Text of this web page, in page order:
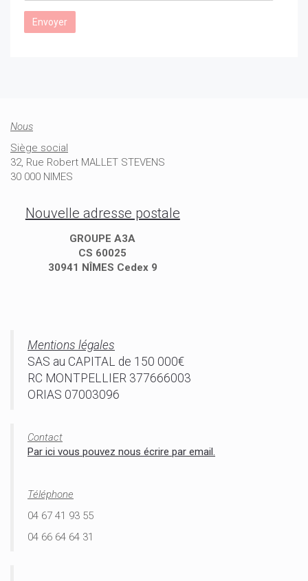
Nous
Siège social
32, Rue Robert MALLET STEVENS
30 000 NIMES
Nouvelle adresse postale
GROUPE A3A
CS 60025
30941 NÎMES Cedex 9
Mentions légales
SAS au CAPITAL de 150 000€
RC MONTPELLIER 377666003
ORIAS 07003096
Contact
Par ici vous pouvez nous écrire par email.
Téléphone
04 67 41 93 55
04 66 64 64 31